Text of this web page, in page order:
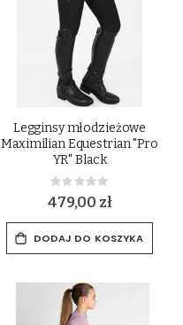
Legginsy młodzieżowe
Maximilian Equestrian "Pro
YR" Black
Rating:
0%
479,00 zł
DODAJ DO KOSZYKA